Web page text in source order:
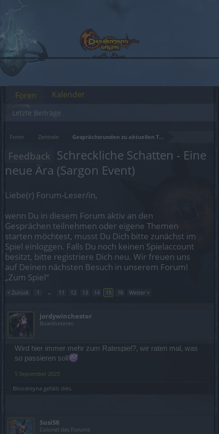
Foren Zentrale Gesprächsrunden zu aktuellen Themen
Feedback Schreckliche Schatten - Eine
neue Ära (Sargon Event)
Liebe(r) Forum-Leser/in,
wenn Du in diesem Forum aktiv an den
Gesprächen teilnehmen oder eigene Themen
starten möchtest, musst Du Dich bitte zunächst im
Spiel einloggen. Falls Du noch keinen Spielaccount
besitzt, bitte registriere Dich neu. Wir freuen uns
auf Deinen nächsten Besuch in unserem Forum!
„Zum Spiel“
< Zurück 1 ← 11 12 13 14 15 16 Weiter >
jordywinchester
Boardveteran
Wird hier immer mehr zum Ratespiel?, wir raten mal, was
so passieren soll
5 September 2023
Bloodreyna gefällt dies.
Susi58
Colonel des Forums
Foren
Letzte Beiträge
Kalender